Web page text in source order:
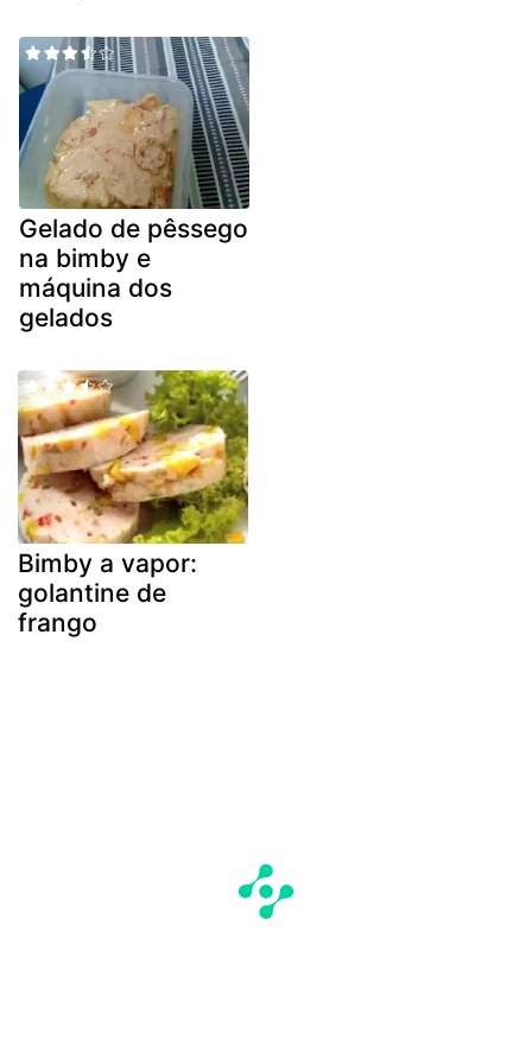
Gelado de pêssego
na bimby e
máquina dos
gelados
Bimby a vapor:
golantine de
frango